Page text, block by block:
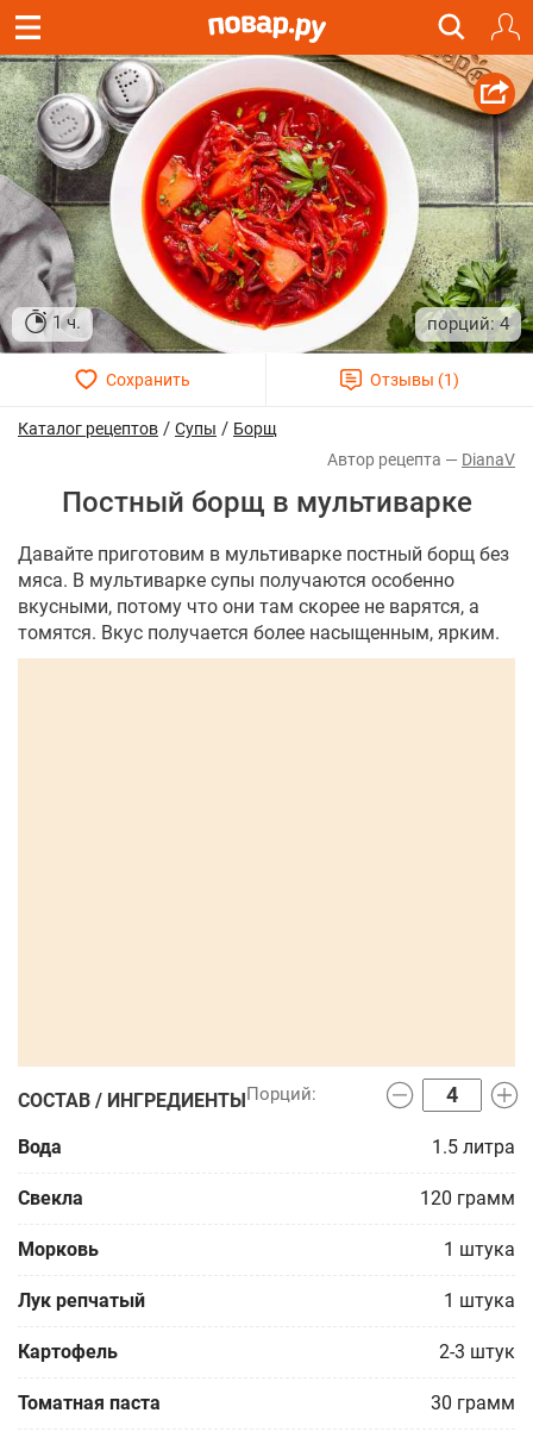
1 ч. 4
Каталог рецептов / Супы / Борщ
DianaV
Постный борщ в мультиварке
Давайте приготовим в мультиварке постный борщ без
мяса. В мультиварке супы получаются особенно
вкусными, потому что они там скорее не варятся, а
томятся. Вкус получается более насыщенным, ярким.
СОСТАВ / ИНГРЕДИЕНТЫ
Вода 1.5 литра
Свекла 120 грамм
Морковь 1 штука
Лук репчатый 1 штука
Картофель 2-3 штук
Томатная паста 30 грамм